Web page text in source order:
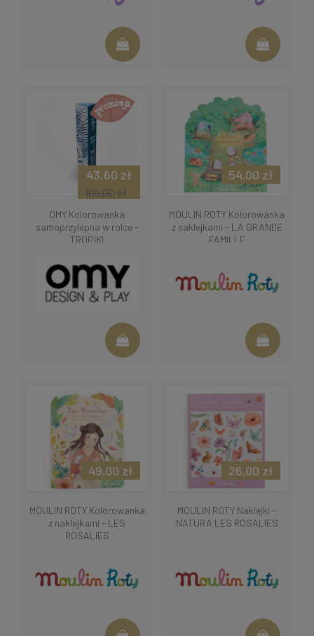
OMY Kolorowanka
samoprzylepna w rolce -
TROPIKI
43,60 zł
109,00 zł
MOULIN ROTY Kolorowanka
z naklejkami - LA GRANDE
FAMILLE
54,00 zł
MOULIN ROTY Kolorowanka
z naklejkami - LES
ROSALIES
49,00 zł
MOULIN ROTY Naklejki -
NATURA LES ROSALIES
26,00 zł